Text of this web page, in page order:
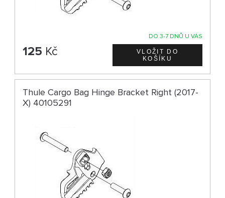
DO 3-7 DNŮ U VÁS
125 Kč
Thule Cargo Bag Hinge Bracket Right (2017-
X) 40105291